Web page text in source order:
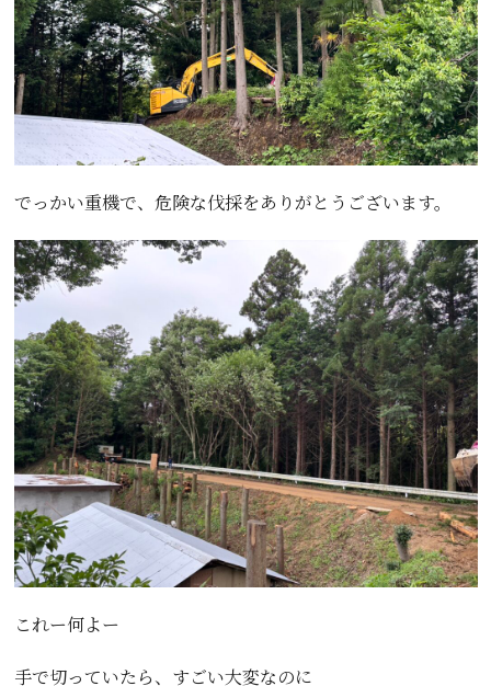
でっかい重機で、危険な伐採をありがとうございます。
これー何よー
手で切っていたら、すごい大変なのに